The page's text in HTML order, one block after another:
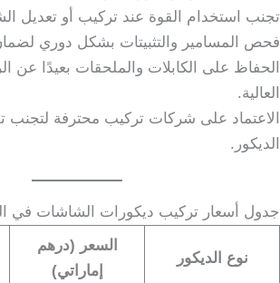
تجنب استخدام القوة عند تركيب أو تعديل
فحص المسامير والتثبيتات بشكل دوري
الحفاظ على الكابلات والملحقات بعيدًا عن
العالية.
الاعتماد على شركات تركيب محترفة لتجنب
الديكور.
جدول أسعار تركيب ديكورات الشاشات في
نوع الديكور
السعر (درهم
إماراتي)